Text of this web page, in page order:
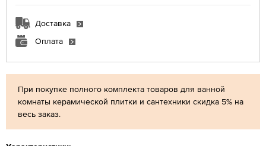
При покупке полного комплекта товаров для ванной
комнаты керамической плитки и сантехники скидка 5% на
весь заказ.
Доставка
Оплата